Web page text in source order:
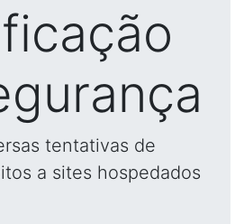
tentativas de
a sites hospedados